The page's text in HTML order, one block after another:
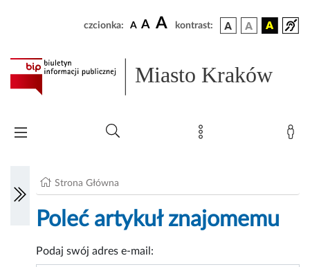
czcionka: A A A kontrast:
Miasto Kraków
Strona Główna
Poleć artykuł znajomemu
Podaj swój adres e-mail: